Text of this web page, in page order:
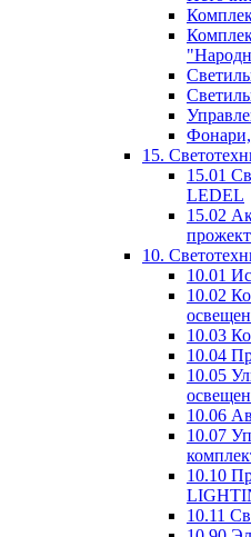
15.
15.01
LEDEL
15.02
10.
10.01
10.02
10.03
10.04
10.05
10.06
10.07
10.10
10.11